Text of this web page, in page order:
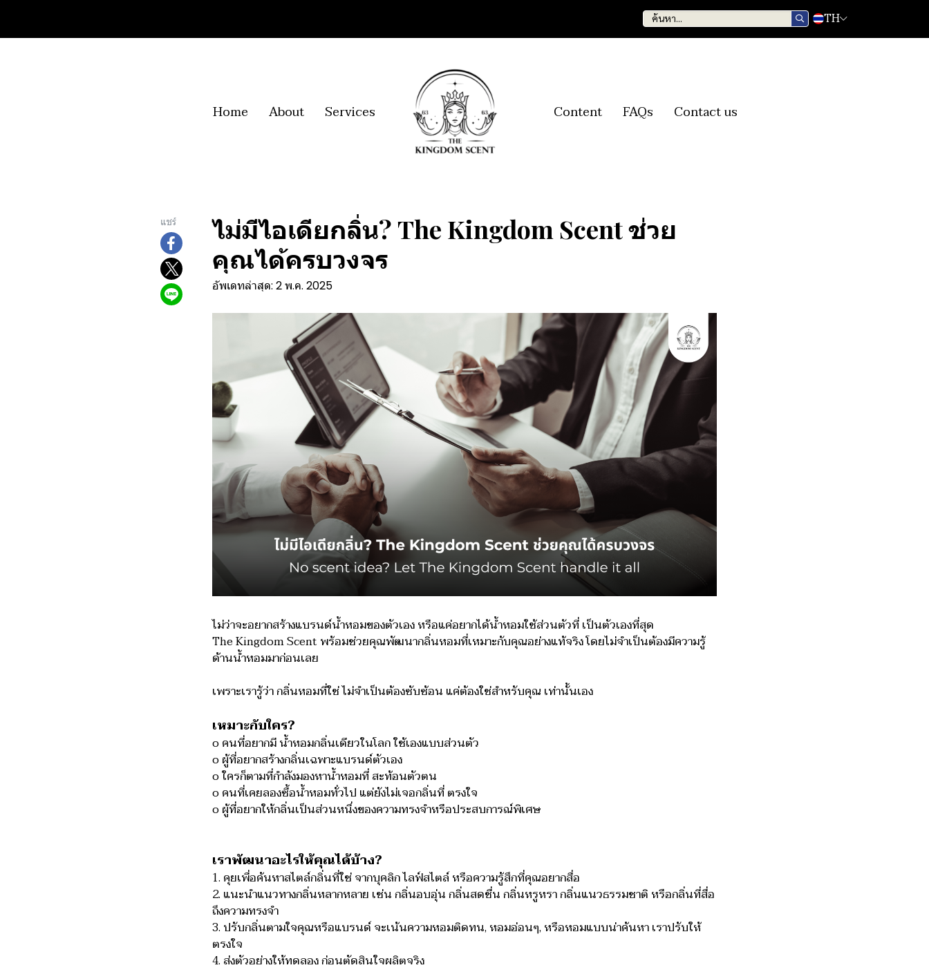
TH
Home About Services Content FAQs Contact us
แชร์
ไม่มีไอเดียกลิ่น? The Kingdom Scent ช่วย
คุณได้ครบวงจร
อัพเดทล่าสุด: 2 พ.ค. 2025
ไม่ว่าจะอยากสร้างแบรนด์น้ำหอมของตัวเอง หรือแค่อยากได้น้ำหอมใช้ส่วนตัวที่ เป็นตัวเองที่สุด
The Kingdom Scent พร้อมช่วยคุณพัฒนากลิ่นหอมที่เหมาะกับคุณอย่างแท้จริง โดยไม่จำเป็นต้องมีความรู้
ด้านน้ำหอมมาก่อนเลย
เพราะเรารู้ว่า กลิ่นหอมที่ใช่ ไม่จำเป็นต้องซับซ้อน แค่ต้องใช่สำหรับคุณ เท่านั้นเอง
เหมาะกับใคร?
o คนที่อยากมี น้ำหอมกลิ่นเดียวในโลก ใช้เองแบบส่วนตัว
o ผู้ที่อยากสร้างกลิ่นเฉพาะแบรนด์ตัวเอง
o ใครก็ตามที่กำลังมองหาน้ำหอมที่ สะท้อนตัวตน
o คนที่เคยลองซื้อน้ำหอมทั่วไป แต่ยังไม่เจอกลิ่นที่ ตรงใจ
o ผู้ที่อยากให้กลิ่นเป็นส่วนหนึ่งของความทรงจำหรือประสบการณ์พิเศษ
เราพัฒนาอะไรให้คุณได้บ้าง?
1. คุยเพื่อค้นหาสไตล์กลิ่นที่ใช่ จากบุคลิก ไลฟ์สไตล์ หรือความรู้สึกที่คุณอยากสื่อ
2. แนะนำแนวทางกลิ่นหลากหลาย เช่น กลิ่นอบอุ่น กลิ่นสดชื่น กลิ่นหรูหรา กลิ่นแนวธรรมชาติ หรือกลิ่นที่สื่อ
ถึงความทรงจำ
3. ปรับกลิ่นตามใจคุณหรือแบรนด์ จะเน้นความหอมติดทน, หอมอ่อนๆ, หรือหอมแบบน่าค้นหา เราปรับให้
ตรงใจ
4. ส่งตัวอย่างให้ทดลอง ก่อนตัดสินใจผลิตจริง